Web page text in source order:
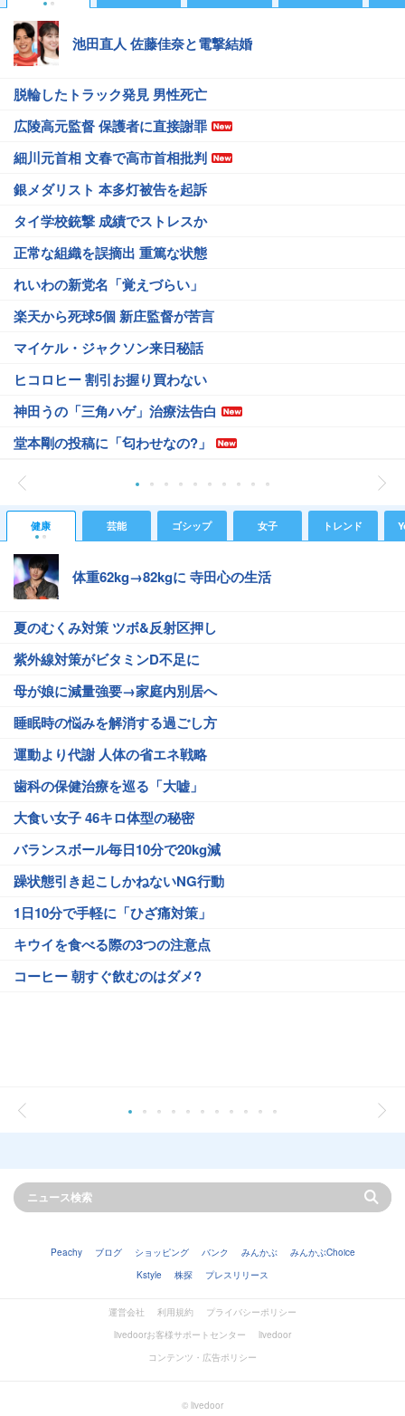
池田直人 佐藤佳奈と電撃結婚
脱輪したトラック発見 男性死亡
広陵高元監督 保護者に直接謝罪
細川元首相 文春で高市首相批判
銀メダリスト 本多灯被告を起訴
タイ学校銃撃 成績でストレスか
正常な組織を誤摘出 重篤な状態
れいわの新党名「覚えづらい」
楽天から死球5個 新庄監督が苦言
マイケル・ジャクソン来日秘話
ヒコロヒー 割引お握り買わない
神田うの「三角ハゲ」治療法告白
堂本剛の投稿に「匂わせなの?」
健康 芸能 ゴシップ 女子 トレンド
体重62kg→82kgに 寺田心の生活
夏のむくみ対策 ツボ&反射区押し
紫外線対策がビタミンD不足に
母が娘に減量強要→家庭内別居へ
睡眠時の悩みを解消する過ごし方
運動より代謝 人体の省エネ戦略
歯科の保健治療を巡る「大嘘」
大食い女子 46キロ体型の秘密
バランスボール毎日10分で20kg減
躁状態引き起こしかねないNG行動
1日10分で手軽に「ひざ痛対策」
キウイを食べる際の3つの注意点
コーヒー 朝すぐ飲むのはダメ?
Peachy ブログ ショッピング バンク みんかぶ
みんかぶChoice
Kstyle
株探 プレスリリース
運営会社 利用規約
プライバシーポリシー
livedoorお客様サポートセンター
livedoor
コンテンツ・広告ポリシー
© livedoor